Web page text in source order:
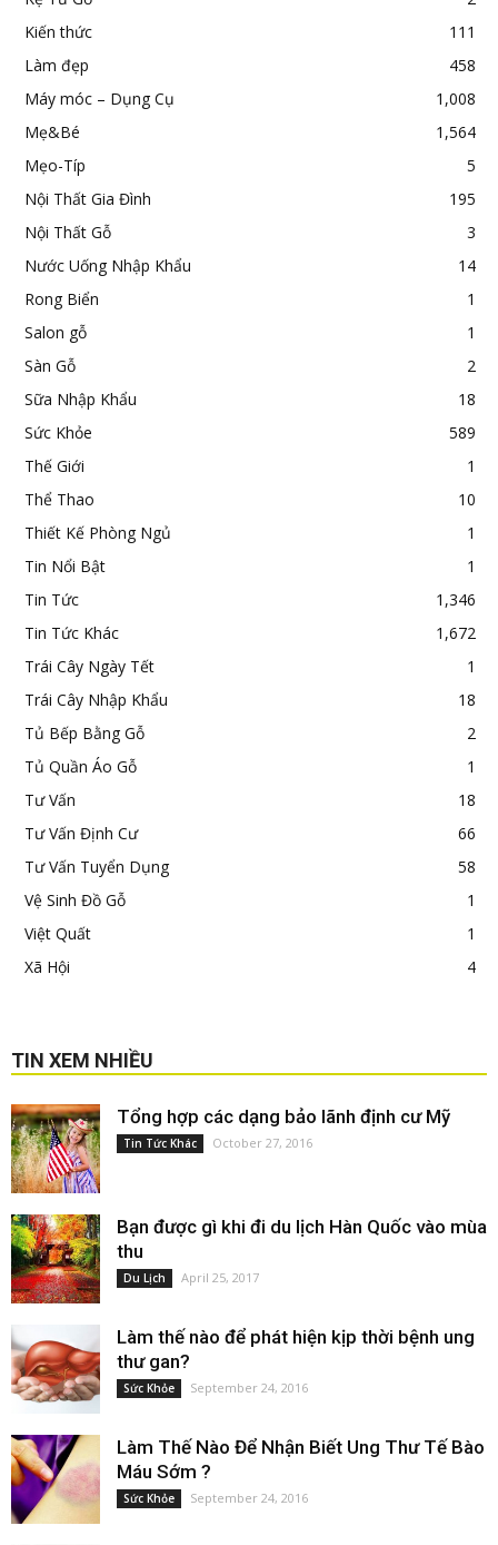
Kiến thức
111
Làm đẹp
458
Máy móc – Dụng Cụ
1,008
Mẹ&Bé
1,564
Mẹo-Típ
5
Nội Thất Gia Đình
195
Nội Thất Gỗ
3
Nước Uống Nhập Khẩu
14
Rong Biển
1
Salon gỗ
1
Sàn Gỗ
2
Sữa Nhập Khẩu
18
Sức Khỏe
589
Thế Giới
1
Thể Thao
10
Thiết Kế Phòng Ngủ
1
Tin Nổi Bật
1
Tin Tức
1,346
Tin Tức Khác
1,672
Trái Cây Ngày Tết
1
Trái Cây Nhập Khẩu
18
Tủ Bếp Bằng Gỗ
2
Tủ Quần Áo Gỗ
1
Tư Vấn
18
Tư Vấn Định Cư
66
Tư Vấn Tuyển Dụng
58
Vệ Sinh Đồ Gỗ
1
Việt Quất
1
Xã Hội
4
TIN XEM NHIỀU
Tổng hợp các dạng bảo lãnh định cư Mỹ
Tin Tức Khác October 27, 2016
Bạn được gì khi đi du lịch Hàn Quốc vào mùa
thu
Du Lịch April 25, 2017
Làm thế nào để phát hiện kịp thời bệnh ung
thư gan?
Sức Khỏe September 24, 2016
Làm Thế Nào Để Nhận Biết Ung Thư Tế Bào
Máu Sớm ?
Sức Khỏe September 24, 2016